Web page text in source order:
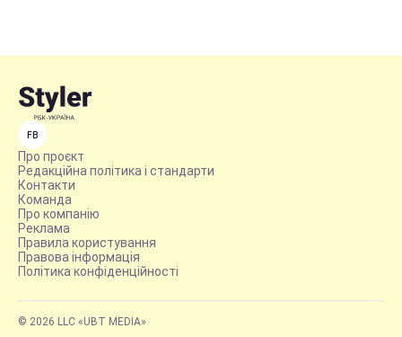
FB
Про проєкт
Редакційна політика і стандарти
Контакти
Команда
Про компанію
Реклама
Правила користування
Правова інформація
Політика конфіденційності
© 2026 LLC «UBT MEDIA»